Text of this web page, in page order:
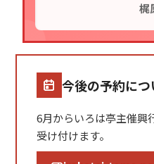
梶
今後の予約につ
6月からいろは亭主催興
受け付けます。